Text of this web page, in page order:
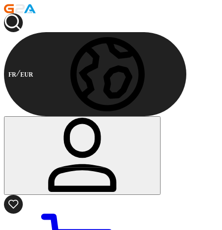
FR EUR